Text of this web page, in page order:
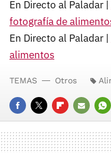
En Directo al Paladar |
fotografía de
En Directo al Paladar |
alimentos
FACEBOOK
TWITTERFLIPBOARD
E-
MAIL
TEMAS Otros